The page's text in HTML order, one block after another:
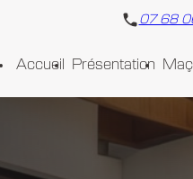
07 68
Accueil Présentation